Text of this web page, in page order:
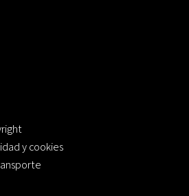
y cookies